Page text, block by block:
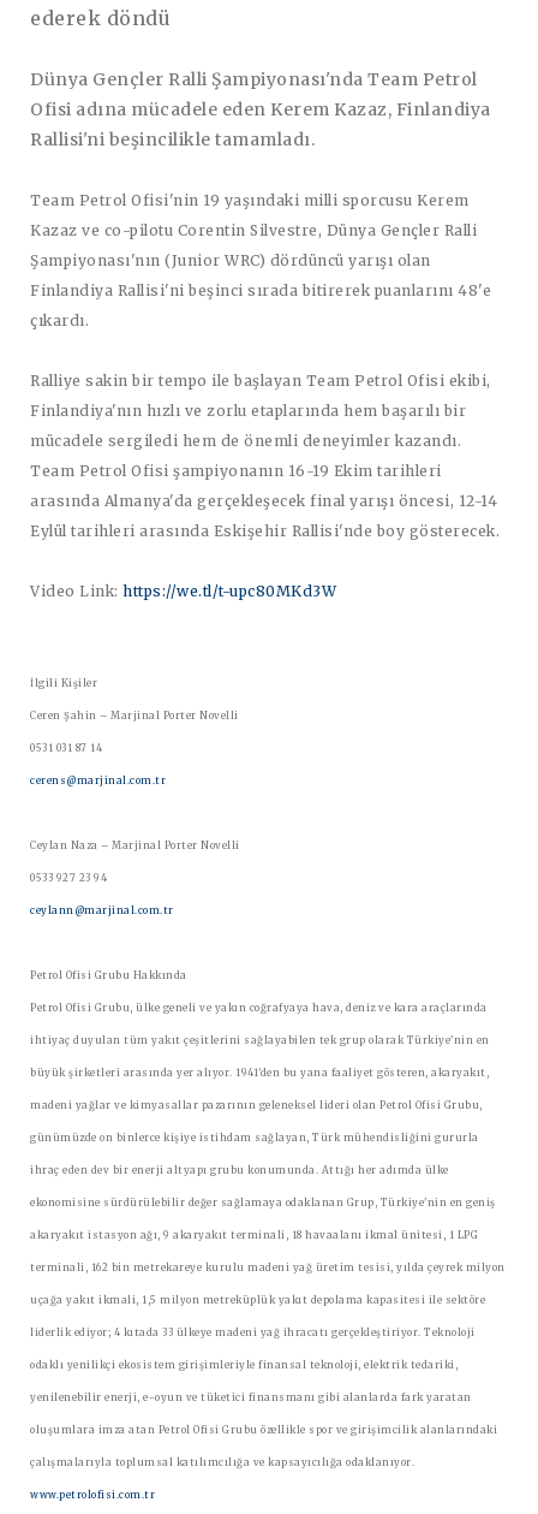
ederek döndü
Dünya Gençler Ralli Şampiyonası'nda Team Petrol
Ofisi adına mücadele eden Kerem Kazaz, Finlandiya
Rallisi'ni beşincilikle tamamladı.
Team Petrol Ofisi'nin 19 yaşındaki milli sporcusu Kerem
Kazaz ve co-pilotu Corentin Silvestre, Dünya Gençler Ralli
Şampiyonası'nın (Junior WRC) dördüncü yarışı olan
Finlandiya Rallisi'ni beşinci sırada bitirerek puanlarını 48'e
çıkardı.
Ralliye sakin bir tempo ile başlayan Team Petrol Ofisi ekibi,
Finlandiya'nın hızlı ve zorlu etaplarında hem başarılı bir
mücadele sergiledi hem de önemli deneyimler kazandı.
Team Petrol Ofisi şampiyonanın 16-19 Ekim tarihleri
arasında Almanya'da gerçekleşecek final yarışı öncesi, 12-14
Eylül tarihleri arasında Eskişehir Rallisi'nde boy gösterecek.
Video Link: https://we.tl/t-upc80MKd3W
İlgili Kişiler
Ceren Şahin – Marjinal Porter Novelli
0531 031 87 14
cerens@marjinal.com.tr
Ceylan Naza – Marjinal Porter Novelli
0533 927 23 94
ceylann@marjinal.com.tr
Petrol Ofisi Grubu Hakkında
Petrol Ofisi Grubu, ülke geneli ve yakın coğrafyaya hava, deniz ve kara araçlarında
ihtiyaç duyulan tüm yakıt çeşitlerini sağlayabilen tek grup olarak Türkiye'nin en
büyük şirketleri arasında yer alıyor. 1941'den bu yana faaliyet gösteren, akaryakıt,
madeni yağlar ve kimyasallar pazarının geleneksel lideri olan Petrol Ofisi Grubu,
günümüzde on binlerce kişiye istihdam sağlayan, Türk mühendisliğini gururla
ihraç eden dev bir enerji altyapı grubu konumunda. Attığı her adımda ülke
ekonomisine sürdürülebilir değer sağlamaya odaklanan Grup, Türkiye'nin en geniş
akaryakıt istasyon ağı, 9 akaryakıt terminali, 18 havaalanı ikmal ünitesi, 1 LPG
terminali, 162 bin metrekareye kurulu madeni yağ üretim tesisi, yılda çeyrek milyon
uçağa yakıt ikmali, 1,5 milyon metreküplük yakıt depolama kapasitesi ile sektöre
liderlik ediyor; 4 kıtada 33 ülkeye madeni yağ ihracatı gerçekleştiriyor. Teknoloji
odaklı yenilikçi ekosistem girişimleriyle finansal teknoloji, elektrik tedariki,
yenilenebilir enerji, e-oyun ve tüketici finansmanı gibi alanlarda fark yaratan
oluşumlara imza atan Petrol Ofisi Grubu özellikle spor ve girişimcilik alanlarındaki
çalışmalarıyla toplumsal katılımcılığa ve kapsayıcılığa odaklanıyor.
www.petrolofisi.com.tr